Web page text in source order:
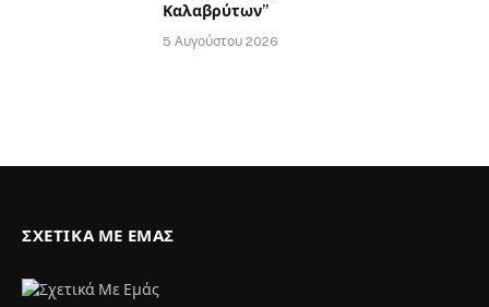
Καλαβρύτων”
5 Αυγούστου 2026
ΣΧΕΤΙΚΆ ΜΕ ΕΜΆΣ